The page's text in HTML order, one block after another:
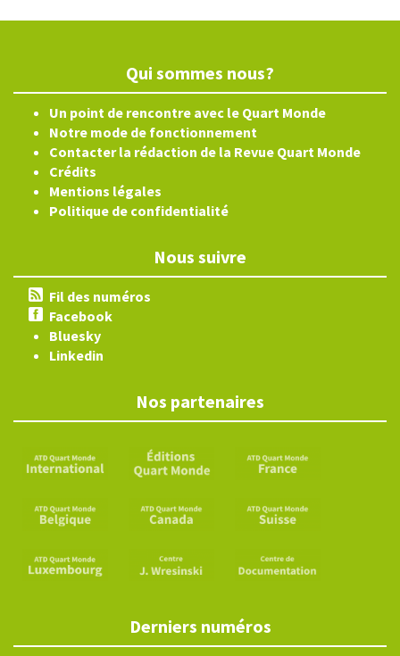
Qui sommes nous?
Un point de rencontre avec le Quart Monde
Notre mode de fonctionnement
Contacter la rédaction de la Revue Quart Monde
Crédits
Mentions légales
Politique de confidentialité
Nous suivre
Fil des numéros
Facebook
Bluesky
Linkedin
Nos partenaires
Derniers numéros